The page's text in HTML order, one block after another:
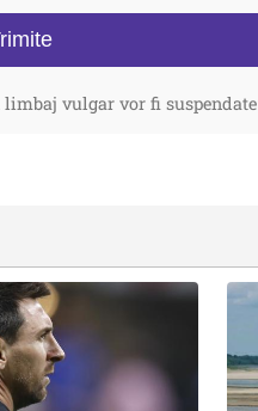
vulgar vor fi suspendate